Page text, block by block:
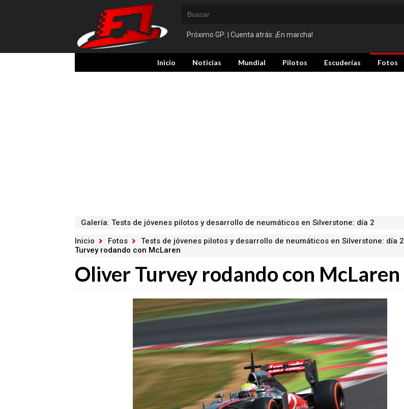
Próximo GP: | Cuenta atrás: ¡En marcha!
Inicio Noticias Mundial Pilotos Escuderías Fotos
Galería: Tests de jóvenes pilotos y desarrollo de neumáticos en Silverstone: día 2
Inicio
Fotos Tests de jóvenes pilotos y desarrollo de neumáticos en Silverstone: día 2
Turvey rodando con McLaren
Oliver Turvey rodando con McLaren